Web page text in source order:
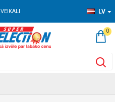
VEIKALI LV
0